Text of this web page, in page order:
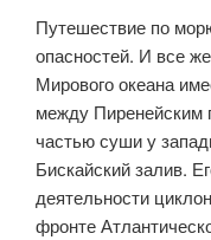
Путешествие по
опасностей. И все
Мирового океана
между Пиренейским
частью суши у
Бискайский залив.
деятельности
фронте